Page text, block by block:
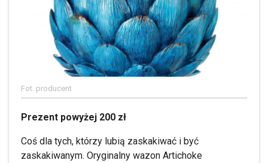
Fot. producent
Prezent powyżej 200 zł
Coś dla tych, którzy lubią zaskakiwać i być
zaskakiwanym. Oryginalny wazon Artichoke